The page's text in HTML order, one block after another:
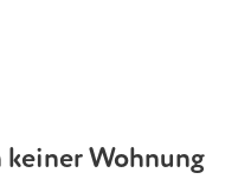
keiner Wohnung